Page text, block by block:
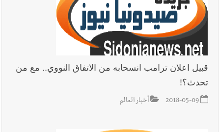
قبيل اعلان ترامب انسحابه من الاتفاق النووي.. مع من
تحدث؟!
2018-05-09 أخبار العالم